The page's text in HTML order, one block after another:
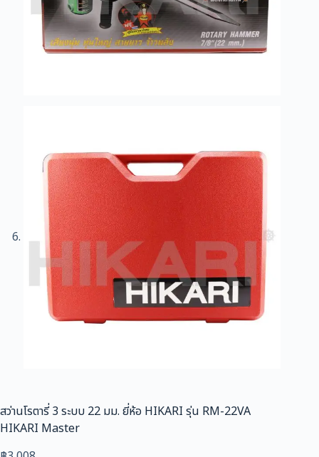
สว่านโรตารี่ 3 ระบบ 22 มม. ยี่ห้อ HIKARI รุ่น RM-22VA
HIKARI Master